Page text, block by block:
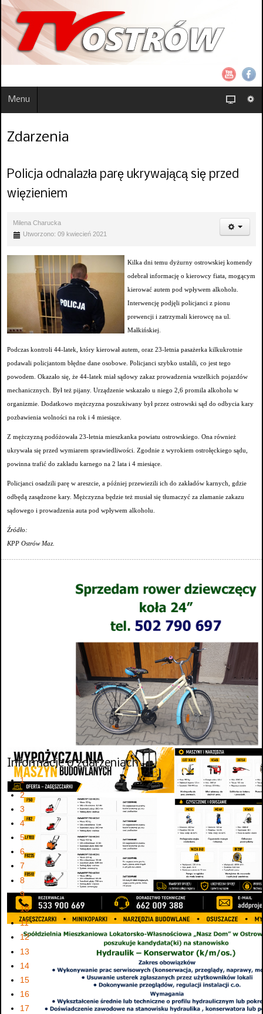
Menu
Zdarzenia
Policja odnalazła parę ukrywającą się przed
więzieniem
Milena Charucka
Utworzono: 09 kwiecień 2021
Kilka dni temu dyżurny ostrowskiej komendy
odebrał informację o kierowcy fiata, mogącym
kierować autem pod wpływem alkoholu.
Interwencję podjęli policjanci z pionu
prewencji i zatrzymali kierowcę na ul.
Małkińskiej.
Podczas kontroli 44-latek, który kierował autem, oraz 23-letnia pasażerka kilkukrotnie
podawali policjantom błędne dane osobowe. Policjanci szybko ustalili, co jest tego
powodem. Okazało się, że 44-latek miał sądowy zakaz prowadzenia wszelkich pojazdów
mechanicznych. Był też pijany. Urządzenie wskazało u niego 2,6 promila alkoholu w
organizmie. Dodatkowo mężczyzna poszukiwany był przez ostrowski sąd do odbycia kary
pozbawienia wolności na rok i 4 miesiące.
Z mężczyzną podóżowała 23-letnia mieszkanka powiatu ostrowskiego. Ona również
ukrywała się przed wymiarem sprawiedliwości. Zgodnie z wyrokiem ostrołęckiego sądu,
powinna trafić do zakładu karnego na 2 lata i 4 miesiące.
Policjanci osadzili parę w areszcie, a później przewiezili ich do zakładów karnych, gdzie
odbędą zasądzone kary. Mężczyzna będzie też musiał się tłumaczyć za złamanie zakazu
sądowego i prowadzenia auta pod wpływem alkoholu.
Źródło:
KPP Ostrów Maz.
Informacje o zdarzeniach
1
2
3
4
5
6
7
8
9
10
11
12
13
14
15
16
17